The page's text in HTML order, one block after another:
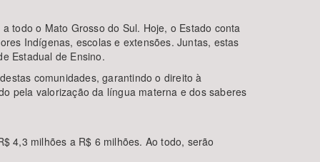
todo o Mato Grosso do Sul. Hoje, o Estado conta
Indígenas, escolas e extensões. Juntas, estas
Estadual de Ensino.
comunidades, garantindo o direito à
pela valorização da língua materna e dos saberes
4,3 milhões a R$ 6 milhões. Ao todo, serão